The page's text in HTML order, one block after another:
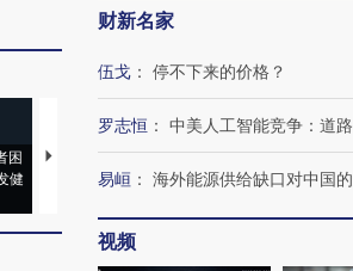
困
健
视线｜HYROX的吸金
术：是什么让中产们甘
马航飞行员跨国
粒摇头丸 尿检体
财新名家
伍戈 ： 停不下来的价格？
罗志恒 ： 中美人工智能竞争：道
易峘 ： 海外能源供给缺口对中国
视频